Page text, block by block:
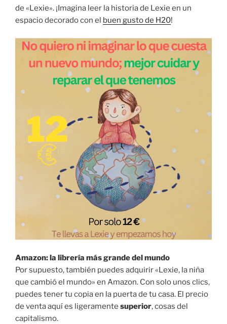
de «Lexie». ¡Imagina leer la historia de Lexie en un
espacio decorado con el buen gusto de H20!
Amazon: la librería más grande del mundo
Por supuesto, también puedes adquirir «Lexie, la niña
que cambió el mundo» en Amazon. Con solo unos clics,
puedes tener tu copia en la puerta de tu casa. El precio
de venta aquí es ligeramente superior, cosas del
capitalismo.